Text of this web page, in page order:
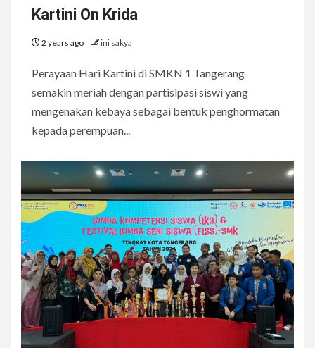
Kartini On Krida
2 years ago ini sakya
Perayaan Hari Kartini di SMKN 1 Tangerang
semakin meriah dengan partisipasi siswi yang
mengenakan kebaya sebagai bentuk penghormatan
kepada perempuan...